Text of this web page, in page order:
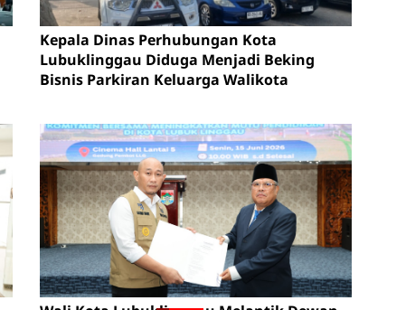
Kepala Dinas Perhubungan Kota
Lubuklinggau Diduga Menjadi Beking
Bisnis Parkiran Keluarga Walikota